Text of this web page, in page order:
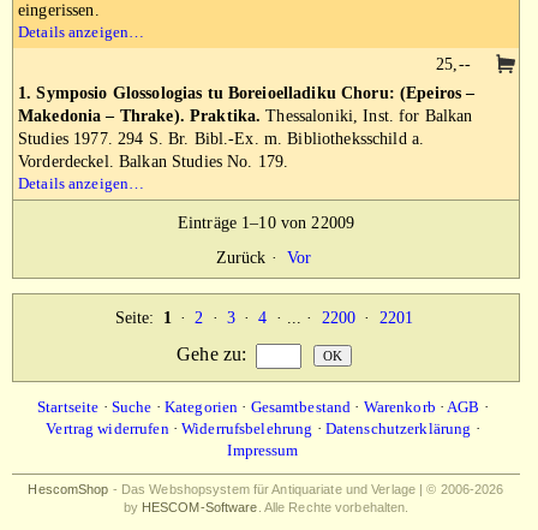
eingerissen.
Details anzeigen…
1. Symposio Glossologias tu Boreioelladiku Choru: (Epeiros –
Makedonia – Thrake). Praktika. Thessaloniki, Inst. for Balkan
Studies 1977. 294 S. Br. Bibl.-Ex. m. Bibliotheksschild a.
Vorderdeckel. Balkan Studies No. 179.
Details anzeigen…
25,--
Einträge 1–10 von 22009
Zurück · Vor
Seite: 1 · 2 · 3 · 4 · ... · 2200 · 2201
Gehe zu:
Startseite · Suche · Kategorien · Gesamtbestand · Warenkorb ·AGB ·
Vertrag widerrufen·Widerrufsbelehrung · Datenschutzerklärung ·
Impressum
HescomShop - Das Webshopsystem für Antiquariate und Verlage | © 2006-2026
by HESCOM-Software . Alle Rechte vorbehalten.